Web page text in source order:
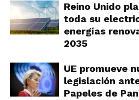
Reino Unido
toda su
energías
2035
UE promueve
legislación
Papeles de